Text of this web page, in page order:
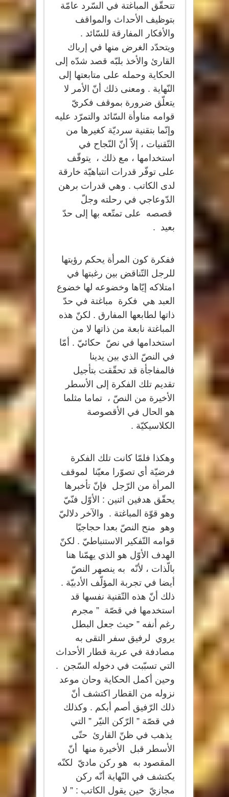
تتحقّق المباغتة في السّرد عامّة
بتوظيف الأحداث والمواقف
والأفكار المفارقة للسّائد .
ويتحدّد الغرض منها في إرباك
القارئ والأخذ بلبّه قصد شدّه إلى
الحكاية وحمله على متابعتها إلى
النّهاية . ومعنى ذلك أنّ الأمر لا
يتعلّق ضرورة بموقف فكريّ
قوامه مناوأة السّائد والتمرّد عليه
وإنّما بتقنية سرديّة كغيرها من
التّقنيات ، إلاّ أنّ النّجاح في
استخدامها ، مع ذلك ، يتوقّف
على توفّر قدرات انتباهيّة خارقة
لدى الكاتب . وهي قدرات برهن
الدّوعاجي في رحلته وجلّ
قصصه على تمتّعه بها إلى حدّ
بعيد .
ففكرة كون المرأة يحكم رؤيتها
للرجل التّناقض بين رغبتها في
امتلاكه إيّاها وخضوعه لها خضوع
العبد هي فكرة مباغتة في حدّ
ذاتها لطابعها المفارق . لكنّ هذه
المباغتة نابعة من ذاتها لا من
استخدامها في نصّ حكائيّ . أمّا
في النصّ الذي بين يدينا
فالمفاجأة قد تحقّقت بتأجيل
تقديم تلك الفكرة إلى الأسطر
الأخيرة من النصّ ، تماما مثلما
هو الحال في الأقصوصة
الكلاسيكيّة .
وهكذا فلمّا كانت تلك الفكرة
فرضيّة أي تصوّرا معيّنا لموقف
المرأة من الرّجل فإنّ تأخبرها
يحقّق هدفين اثنين : الأوّل فنّيّ
وهو قوّة المباغتة . والآخر دلاليّ
وهو منح النصّ بعدا حجاجيّا
قوامه التّفكير الاستنباطيّ . لكنّ
الهدف الأوّل هو الذي يهمّنا هنا
بالّذات ، لأنّه به ينصهر النصّ
أيضا في تجربة المؤلّف الأدبيّة .
ذلك أنّ هذه التّقنية نفسها قد
استخدمها في قصّة ” مجرم
رغم أنفه ” حيث جعل البطل
يروي لرفيق سفر التقى به
مصادفة في عربة قطار الأحداث
التي تسبّبت في دخوله السّجن .
وحين أكمل الحكاية وحان موعد
نزوله من القطار اكتشف أنّ
ذلك الرّفيق أصم أبكم . وكذلك
في قصّة ” الرّكن النيّر ” التي
يذهب في ظنّ القارئ حتّى
الأسطر قبل الأخيرة منها أنّ
المقصود به هو ركن ماديّ لكنّه
يكتشف في النّهاية أنّه ركن
مجازيّ حين يقول الكاتب : ” لا